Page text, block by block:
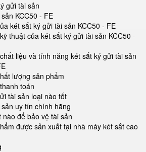
gửi tài sản
KCC50 - FE
két sắt ký gửi tài sản KCC50 - FE
thuật của két sắt ký gửi tài sản KCC50 -
liệu và tính năng két sắt ký gửi tài sản
lượng sản phẩm
toán
tài sản loại nào tốt
uy tín chính hãng
để bảo vệ tài sản
được sản xuất tại nhà máy két sắt cao